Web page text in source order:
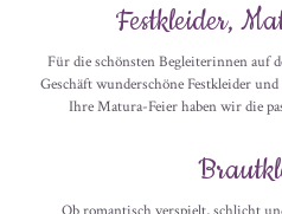
Festkleider,
Für die schönsten Begleiterinnen auf
Geschäft wunderschöne Festkleider
Ihre Matura-Feier haben wir die